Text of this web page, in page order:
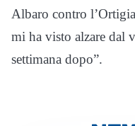
Albaro contro
mi ha visto alzare dal
settimana dopo”.